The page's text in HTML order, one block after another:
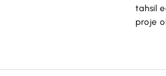
tahsil
proje